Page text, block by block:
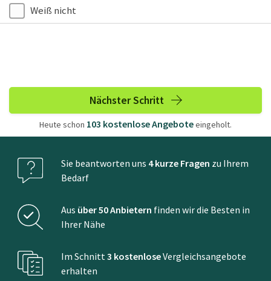
Weiß nicht
Nächster Schritt
Heute schon 103 kostenloseAngeboteeingeholt.
Sie beantworten uns 4 kurze Fragen zu Ihrem
Bedarf
Aus über 50 Anbietern finden wir die Besten in
Ihrer Nähe
Im Schnitt 3 kostenloseVergleichsangebote
erhalten